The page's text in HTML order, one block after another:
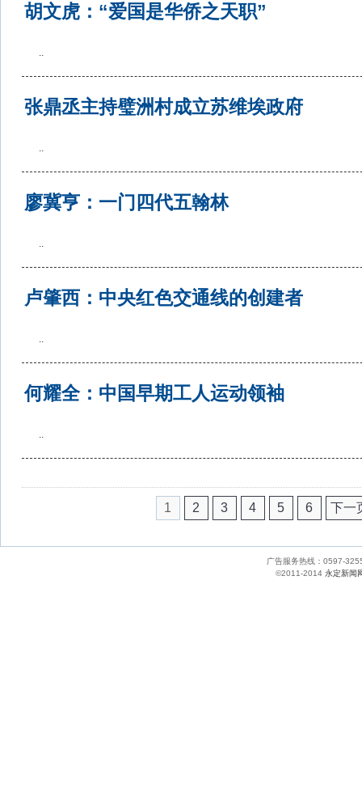
胡文虎：“爱国是华侨之天职”
..
张鼎丞主持璧洲村成立苏维埃政府
..
廖冀亨：一门四代五翰林
..
卢肇西：中央红色交通线的创建者
..
何耀全：中国早期工人运动领袖
..
1 2 3 4 5 6 下一
广告服务热线：0597-
©2011-2014永定新闻